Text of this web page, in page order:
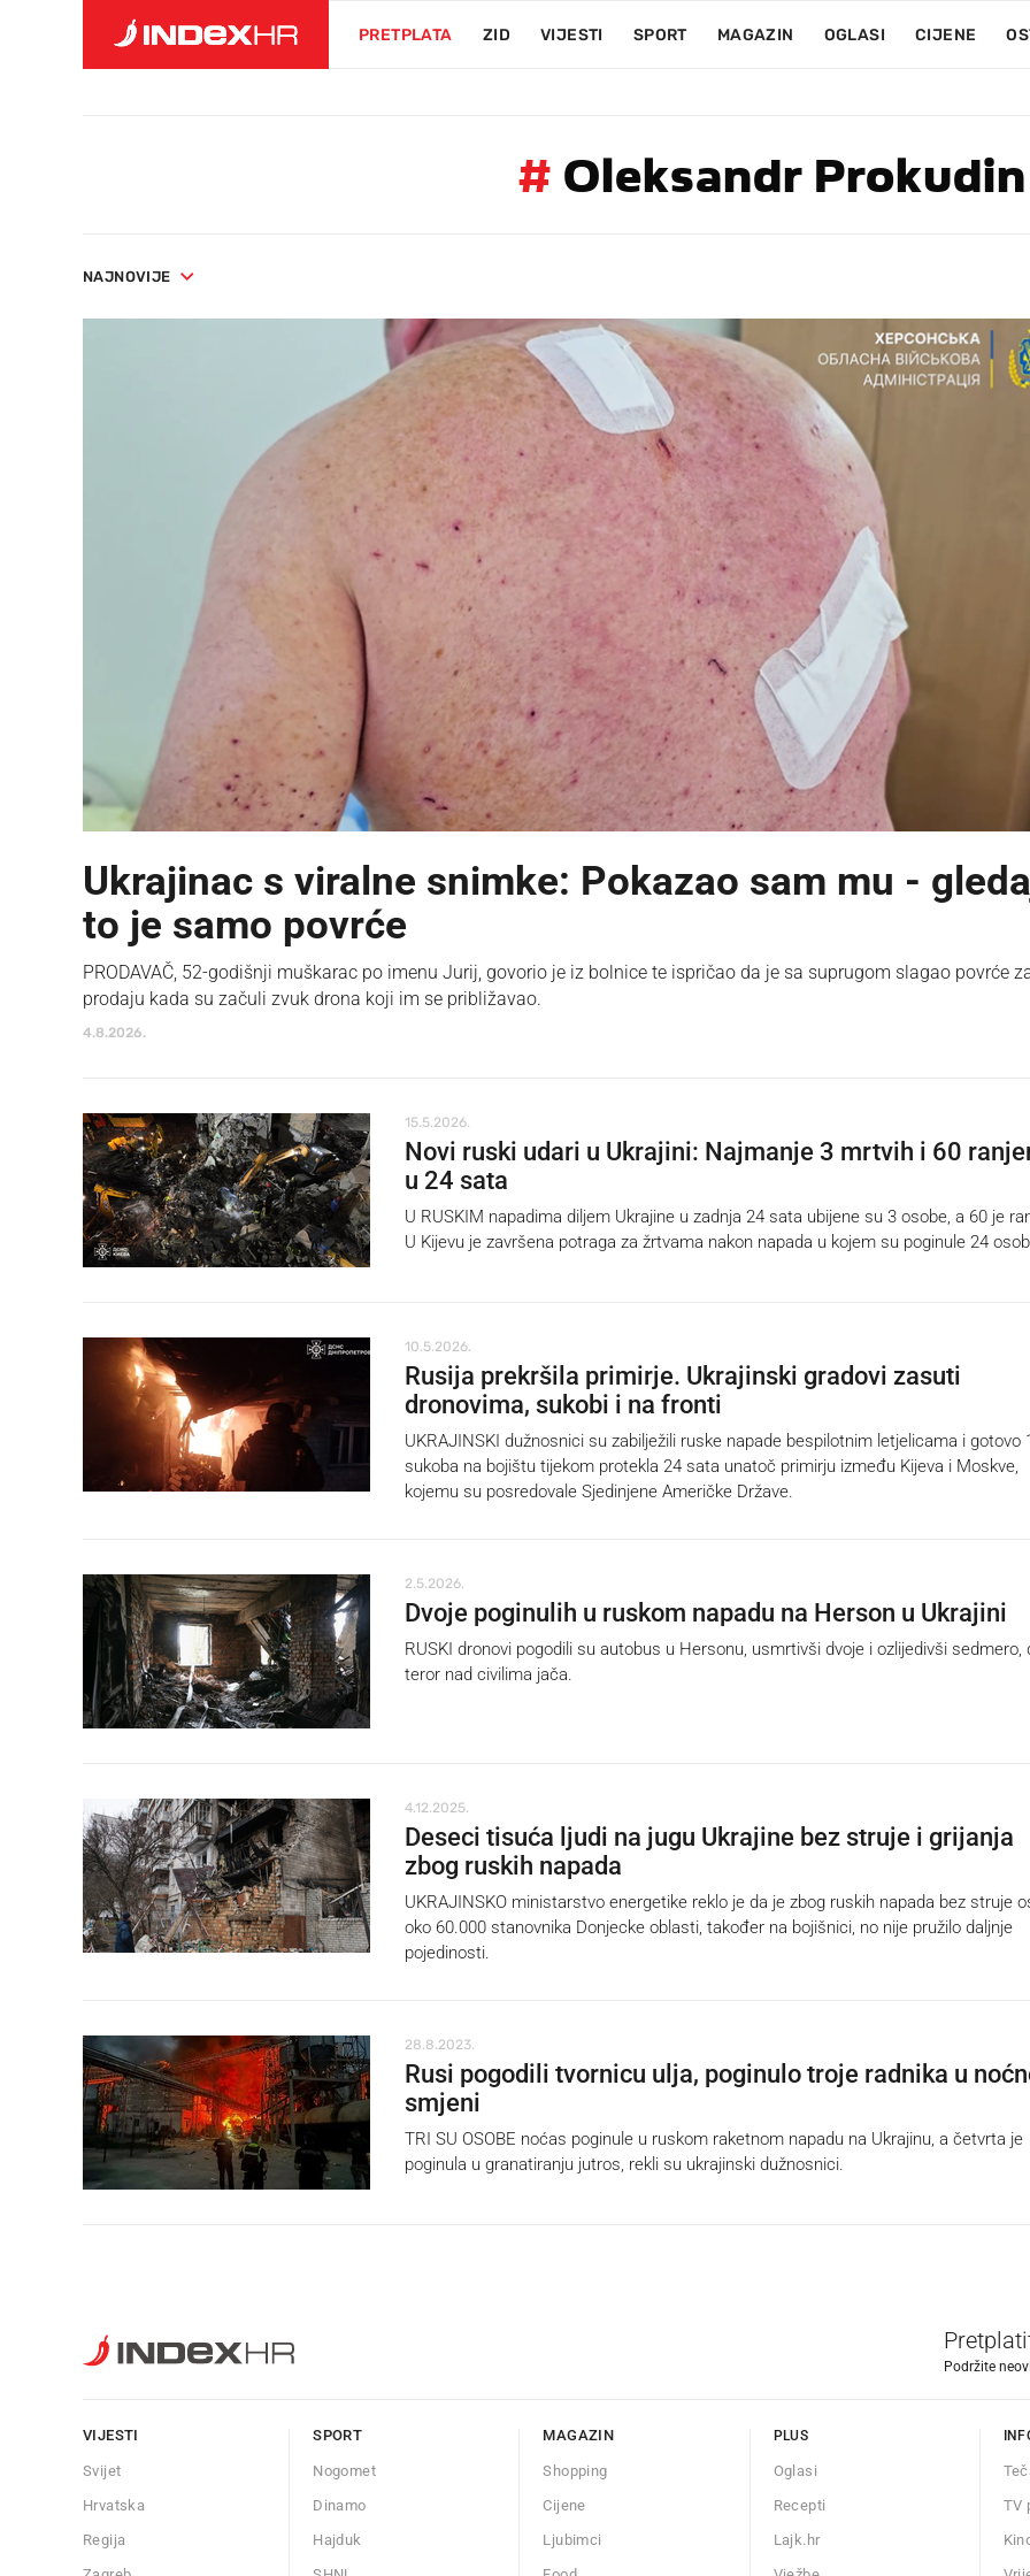
PRETPLATA ZID VIJESTI SPORT MAGAZIN OGLASI CIJENE
# Oleksandr Prokudin
NAJNOVIJE
Ukrajinac s viralne snimke: Pokazao sam mu -
to je samo povrće
PRODAVAČ, 52-godišnji muškarac po imenu Jurij, govorio je iz bolnice te ispričao da je sa suprugom slagao povrće
prodaju kada su začuli zvuk drona koji im se približavao.
4.8.2026.
15.5.2026.
Novi ruski udari u Ukrajini: Najmanje 3 mrtvih i 60
u 24 sata
U RUSKIM napadima diljem Ukrajine u zadnja 24 sata ubijene su 3 osobe, a 60 je
U Kijevu je završena potraga za žrtvama nakon napada u kojem su poginule 24
10.5.2026.
Rusija prekršila primirje. Ukrajinski gradovi zasuti
dronovima, sukobi i na fronti
UKRAJINSKI dužnosnici su zabilježili ruske napade bespilotnim letjelicama i gotovo
sukoba na bojištu tijekom protekla 24 sata unatoč primirju između Kijeva i Moskve,
kojemu su posredovale Sjedinjene Američke Države.
2.5.2026.
Dvoje poginulih u ruskom napadu na Herson u Ukrajini
RUSKI dronovi pogodili su autobus u Hersonu, usmrtivši dvoje i ozlijedivši sedmero,
teror nad civilima jača.
4.12.2025.
Deseci tisuća ljudi na jugu Ukrajine bez struje i grijanja
zbog ruskih napada
UKRAJINSKO ministarstvo energetike reklo je da je zbog ruskih napada bez struje
oko 60.000 stanovnika Donjecke oblasti, također na bojišnici, no nije pružilo daljnje
pojedinosti.
28.8.2023.
Rusi pogodili tvornicu ulja, poginulo troje radnika u
smjeni
TRI SU OSOBE noćas poginule u ruskom raketnom napadu na Ukrajinu, a četvrta je
poginula u granatiranju jutros, rekli su ukrajinski dužnosnici.
Podržite
VIJESTI
Svijet
Hrvatska
Regija
SPORT
Nogomet
Dinamo
Hajduk
MAGAZIN
Shopping
Cijene
Ljubimci
PLUS
Oglasi
Recepti
Lajk.hr
TV